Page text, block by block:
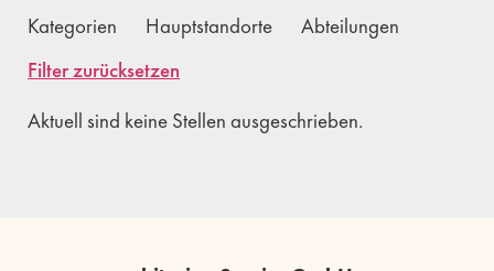
Kategorien Hauptstandorte
Abteilungen
Filter zurücksetzen
Aktuell sind keine Stellen ausgeschrieben.